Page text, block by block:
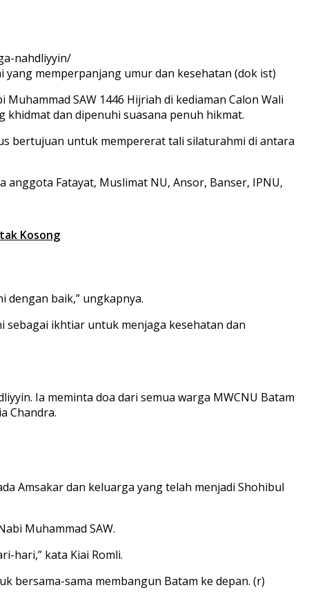
memperpanjang umur dan kesehatan (dok ist)
SAW 1446 Hijriah di kediaman Calon Wali
khidmat dan dipenuhi suasana penuh hikmat.
bertujuan untuk mempererat tali silaturahmi di antara
anggota Fatayat, Muslimat NU, Ansor, Banser, IPNU,
Kosong
dengan baik,” ungkapnya.
sebagai ikhtiar untuk menjaga kesehatan dan
Ia meminta doa dari semua warga MWCNU Batam
Chandra.
Amsakar dan keluarga yang telah menjadi Shohibul
Muhammad SAW.
hari,” kata Kiai Romli.
bersama-sama membangun Batam ke depan. (r)